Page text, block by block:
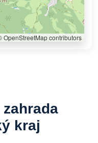
OpenStreetMap contributors
kraj